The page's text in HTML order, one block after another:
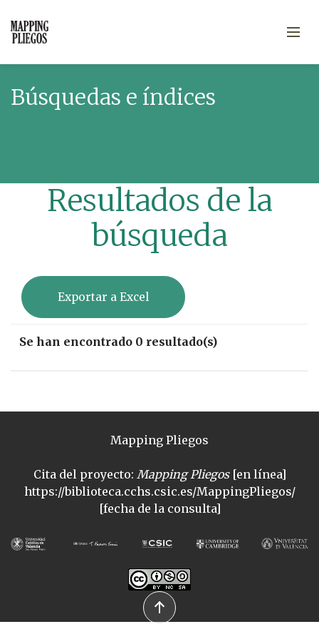
Búsquedas e índices
Resultados de la
búsqueda
Exportar a Excel
Se han encontrado 0 resultado(s)
Mapping Pliegos
Cita del proyecto: Mapping Pliegos[en línea]
https://biblioteca.cchs.csic.es/MappingPliegos/
[fecha de la consulta]